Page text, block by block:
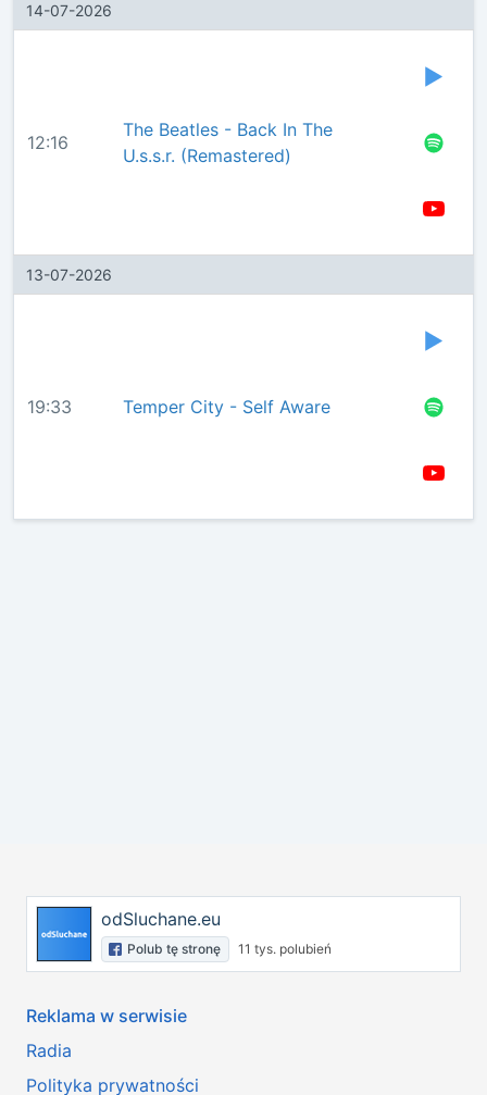
14-07-2026
12:16
The Beatles - Back In The
U.s.s.r. (Remastered)
13-07-2026
19:33 Temper City - Self Aware
odSluchane.eu
Polub tę stronę 11 tys. polubień
Reklama w serwisie
Radia
Polityka prywatności